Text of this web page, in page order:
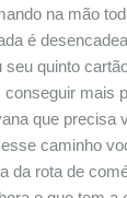
na mão
é
seu quinto
mais
que precisa
caminho
da rota de